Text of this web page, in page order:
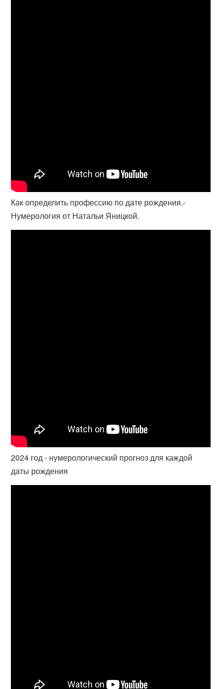
Как определить профессию по дате рождения.-
Нумерология от Натальи Яницкой.
2024 год - нумерологический прогноз для каждой
даты рождения